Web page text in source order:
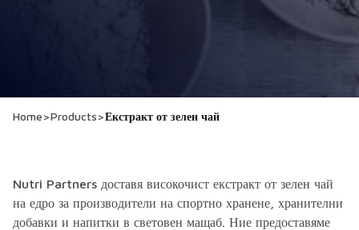
Home>Products>Екстракт от зелен чай
Nutri Partners доставя високочист екстракт от зелен чай
на едро за производители на спортно хранене, хранителни
добавки и напитки в световен мащаб. Ние предоставяме